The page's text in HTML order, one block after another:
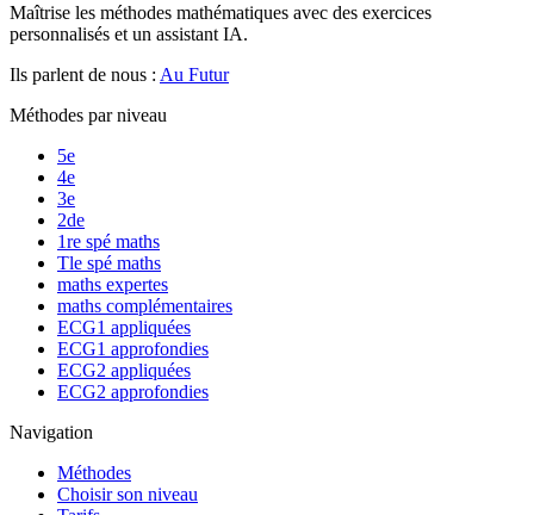
Maîtrise les méthodes mathématiques avec des exercices
personnalisés et un assistant IA.
Ils parlent de nous : Au Futur
Méthodes par niveau
5e
4e
3e
2de
1re spé maths
Tle spé maths
maths expertes
maths complémentaires
ECG1 appliquées
ECG1 approfondies
ECG2 appliquées
ECG2 approfondies
Navigation
Méthodes
Choisir son niveau